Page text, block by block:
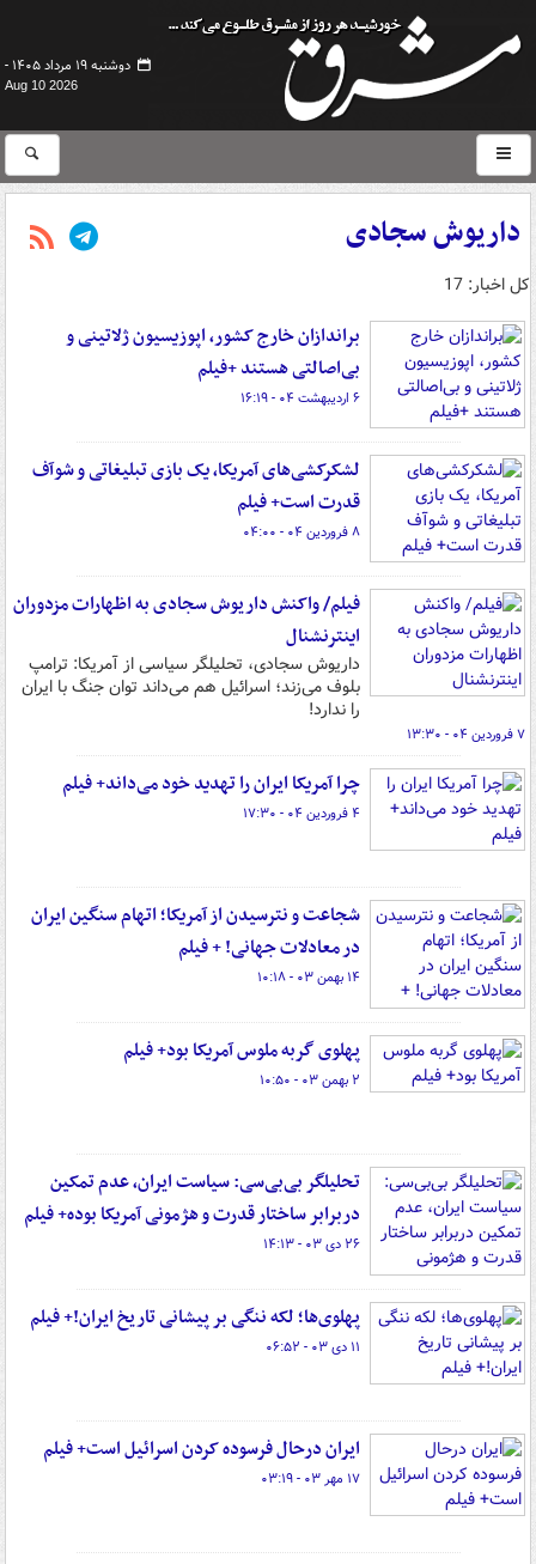
دوشنبه ۱۹ مرداد ۱۴۰۵ -
Aug 10 2026
داریوش سجادی
کل اخبار: 17
براندازان خارج کشور، اپوزیسیون ژلاتینی و
بی‌اصالتی هستند +فیلم
۶ اردیبهشت ۰۴ - ۱۶:۱۹
لشکرکشی‌های آمریکا، یک بازی تبلیغاتی و شوآف
قدرت است+ فیلم
۸ فروردین ۰۴ - ۰۴:۰۰
فیلم/ واکنش داریوش سجادی به اظهارات مزدوران
اینترنشنال
داریوش سجادی، تحلیلگر سیاسی از آمریکا: ترامپ
بلوف می‌زند؛ اسرائیل هم می‌داند توان جنگ با ایران
را ندارد!
۷ فروردین ۰۴ - ۱۳:۳۰
چرا آمریکا ایران را تهدید خود می‌داند+ فیلم
۴ فروردین ۰۴ - ۱۷:۳۰
شجاعت و نترسیدن از آمریکا؛ اتهام سنگین ایران
در معادلات جهانی! + فیلم
۱۴ بهمن ۰۳ - ۱۰:۱۸
پهلوی گربه ملوس آمریکا بود+ فیلم
۲ بهمن ۰۳ - ۱۰:۵۰
تحلیلگر بی‌بی‌سی: سیاست ایران، عدم تمکین
دربرابر ساختار قدرت و هژمونی آمریکا بوده+ فیلم
۲۶ دی ۰۳ - ۱۴:۱۳
پهلوی‌ها؛ لکه ننگی بر پیشانی تاریخ ایران!+ فیلم
۱۱ دی ۰۳ - ۰۶:۵۲
ایران درحال فرسوده کردن اسرائیل است+ فیلم
۱۷ مهر ۰۳ - ۰۳:۱۹